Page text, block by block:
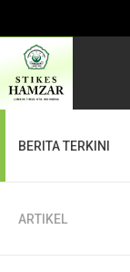
BERITA TERKINI
ARTIKEL